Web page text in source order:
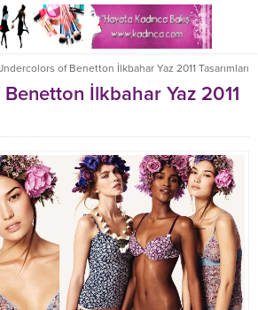
of Benetton İlkbahar Yaz 2011 Tasarımları
İlkbahar Yaz 2011